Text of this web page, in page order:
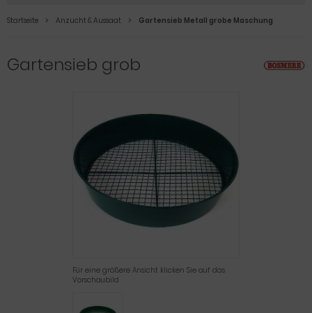
Startseite Anzucht & Aussaat Gartensieb Metall grobe Maschung
Gartensieb grob
Für eine größere Ansicht klicken Sie auf das
Vorschaubild